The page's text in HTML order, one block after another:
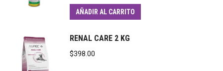
AÑADIR AL CARRITO
RENAL CARE 2 KG
$398.00